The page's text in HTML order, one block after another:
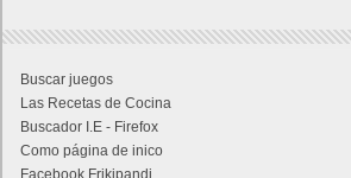
Buscar juegos
Las Recetas de Cocina
Buscador I.E - Firefox
Como página de inico